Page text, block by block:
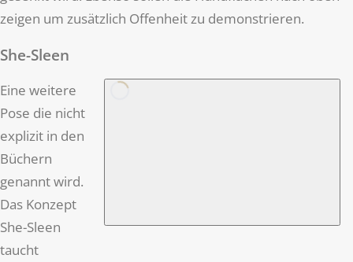
zeigen um zusätzlich Offenheit zu demonstrieren.
She-Sleen
Eine weitere
Pose die nicht
explizit in den
Büchern
genannt wird.
Das Konzept
She-Sleen
taucht